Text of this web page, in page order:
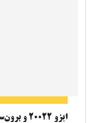
ایزو